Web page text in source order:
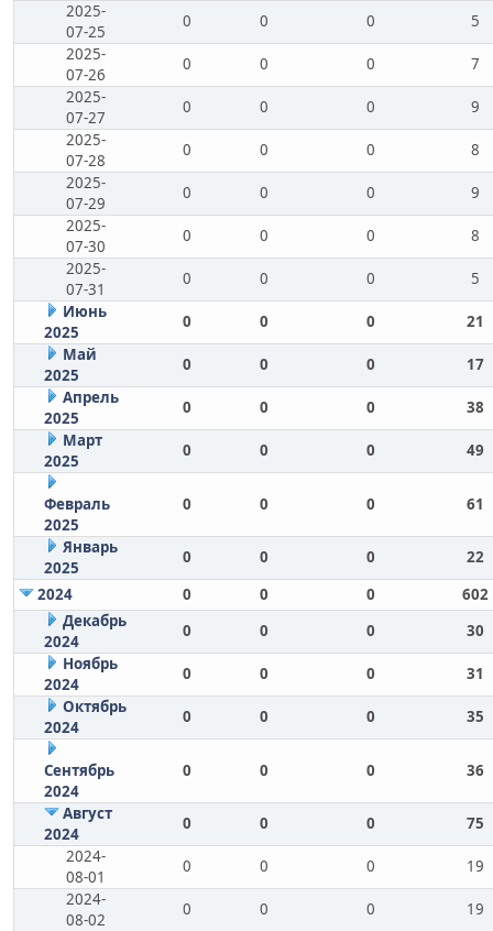
2025-
07-25
0 0 0
5
2025-
07-26
0 0 0
7
2025-
07-27
0 0 0
9
2025-
07-28
0 0 0
8
2025-
07-29
0 0 0
9
2025-
07-30
0 0 0
8
2025-
07-31
0 0 0
5
Июнь
2025
0 0 0
21
Май
2025
0 0 0
17
Апрель
2025
0 0 0
38
Март
2025
0 0 0 49
Февраль
2025
0 0 0 61
Январь
2025
0 0 0
22
2024
0 0 0
602
Декабрь
2024
0 0 0
30
Ноябрь
2024
0 0 0
31
Октябрь
2024
0 0 0 35
Сентябрь
2024
0 0 0 36
Август
2024
0 0 0
75
2024-
08-01
0 0 0
19
2024-
08-02
0 0 0
19